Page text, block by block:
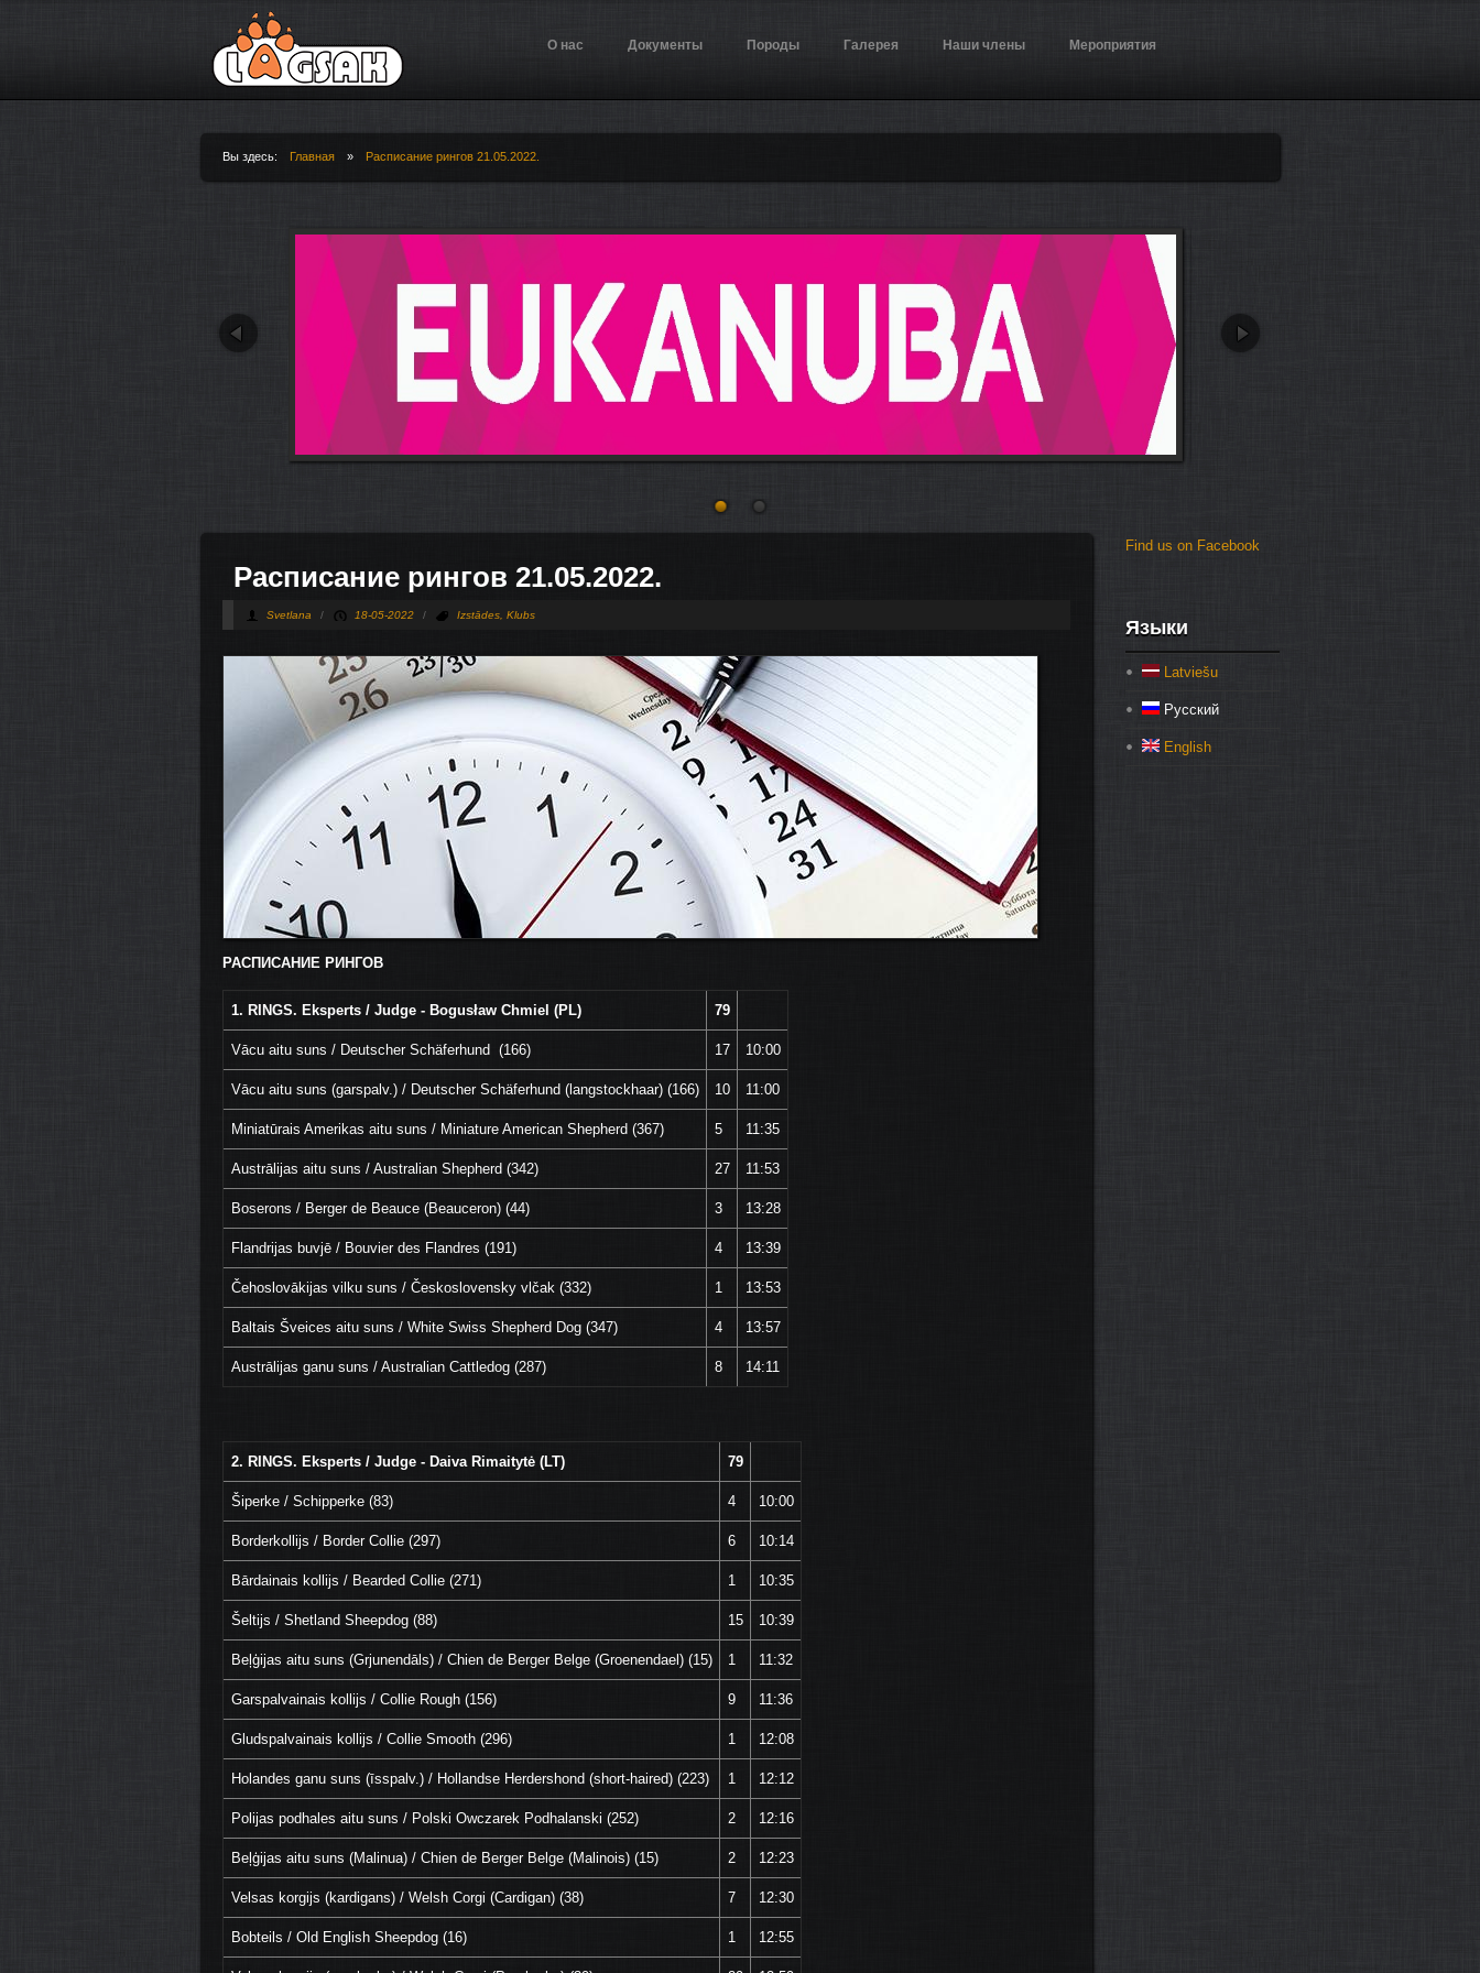
О нас Документы Породы Галерея Наши члены Мероприятия
Вы здесь:
Вы здесь
Главная » Расписание рингов 21.05.2022.
Расписание рингов 21.05.2022.
Svetlana / 18-05-2022 / Izstādes Klubs
РАСПИСАНИЕ РИНГОВ
1. RINGS. Eksperts / Judge - Bogusław Chmiel (PL) 79
Vācu aitu suns / Deutscher Schäferhund (166) 17 10:00
Vācu aitu suns (garspalv.) / Deutscher Schäferhund (langstockhaar) (166) 10 11:00
Miniatūrais Amerikas aitu suns / Miniature American Shepherd (367) 5 11:35
Austrālijas aitu suns / Australian Shepherd (342) 27 11:53
Boserons / Berger de Beauce (Beauceron) (44) 3 13:28
Flandrijas buvjē / Bouvier des Flandres (191) 4 13:39
Čehoslovākijas vilku suns / Československy vlčak (332) 1 13:53
Baltais Šveices aitu suns / White Swiss Shepherd Dog (347) 4 13:57
Austrālijas ganu suns / Australian Cattledog (287) 8 14:11
2. RINGS. Eksperts / Judge - Daiva Rimaitytė (LT) 79
Šiperke / Schipperke (83) 4 10:00
Borderkollijs / Border Collie (297) 6 10:14
Bārdainais kollijs / Bearded Collie (271) 1 10:35
Šeltijs / Shetland Sheepdog (88) 15 10:39
Beļģijas aitu suns (Grjunendāls) / Chien de Berger Belge (Groenendael) (15) 1 11:32
Garspalvainais kollijs / Collie Rough (156) 9 11:36
Gludspalvainais kollijs / Collie Smooth (296) 1 12:08
Holandes ganu suns (īsspalv.) / Hollandse Herdershond (short-haired) (223) 1 12:12
Polijas podhales aitu suns / Polski Owczarek Podhalanski (252) 2 12:16
Beļģijas aitu suns (Malinua) / Chien de Berger Belge (Malinois) (15) 2 12:23
Velsas korgijs (kardigans) / Welsh Corgi (Cardigan) (38) 7 12:30
Bobteils / Old English Sheepdog (16) 1 12:55
Find us on Facebook
Языки
Latviešu
Русский
English